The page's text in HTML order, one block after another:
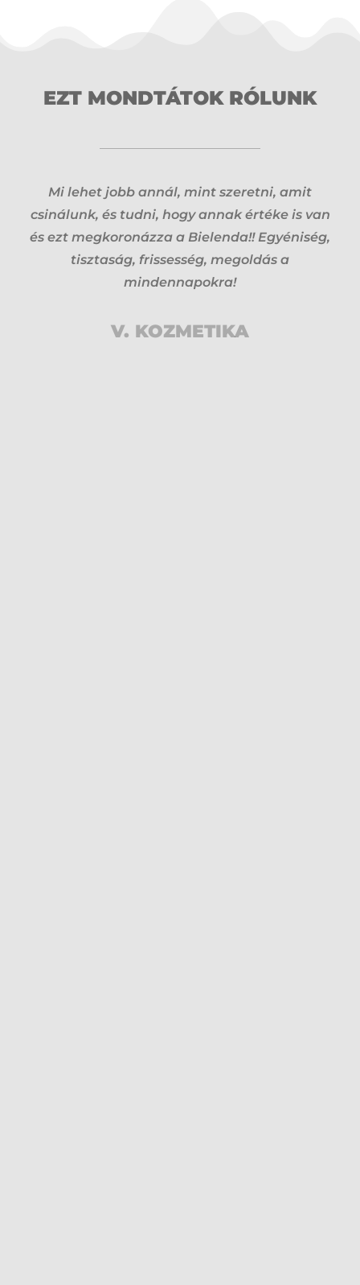
EZT MONDTÁTOK RÓLUNK
Mi lehet jobb annál, mint szeretni, amit
csinálunk, és tudni, hogy annak értéke is van
és ezt megkoronázza a Bielenda!! Egyéniség,
tisztaság, frissesség, megoldás a
mindennapokra!
V. KOZMETIKA